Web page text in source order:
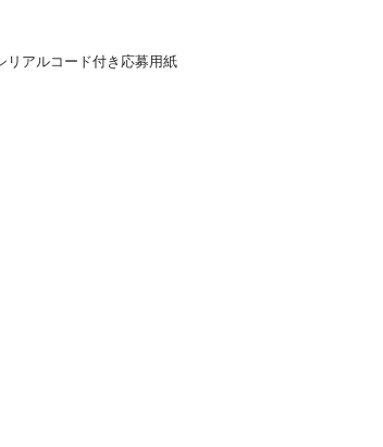
リアルコード付き応募用紙